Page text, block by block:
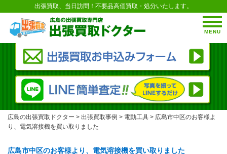
MENU
出張買取、当日訪問！不要品高価買取・処分いたします。
広島の出張買取ドクター > 出張買取事例 > 電動工具 > 広島市中区のお客様よ
り、電気溶接機を買い取りました
広島市中区のお客様より、電気溶接機を買い取りました